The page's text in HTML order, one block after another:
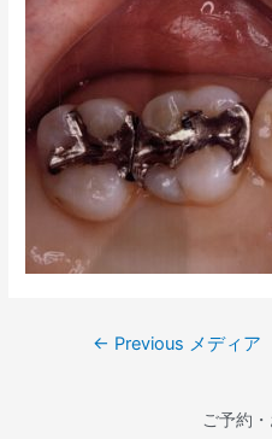
← Previous メディア
ご予約